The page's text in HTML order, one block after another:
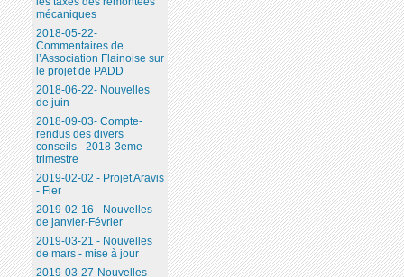
mécaniques
2018-05-22-
Commentaires de
l’Association Flainoise sur
le projet de PADD
2018-06-22- Nouvelles
de juin
2018-09-03- Compte-
rendus des divers
conseils - 2018-3eme
trimestre
2019-02-02 - Projet Aravis
- Fier
2019-02-16 - Nouvelles
de janvier-Février
2019-03-21 - Nouvelles
de mars - mise à jour
2019-03-27-Nouvelles